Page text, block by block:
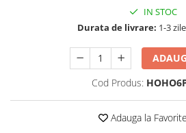
Set Lenjerie Pat Blanita Iepure, 6
Piese, Cu Pilota Inclusa
Set Lenjerie De Pat, 7 Piese, Cu
Pilota / Cuvertura Inclusa
Set Lenjerie De Pat Jacquard Regal,
11 Piese, Cuvertura Inclusa
IN STOC
Durata de livrare: 1-3
Cod Produs:
Adauga la Favorite